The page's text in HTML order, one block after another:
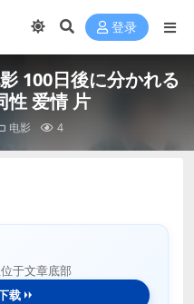
登录
100日後に分かれる
性 爱情 片
电影 4
于文章底部
载